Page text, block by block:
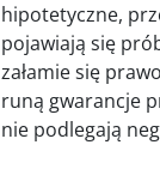
hipotetyczne,
pojawiają się
załamie się
runą gwarancje
nie podlegają